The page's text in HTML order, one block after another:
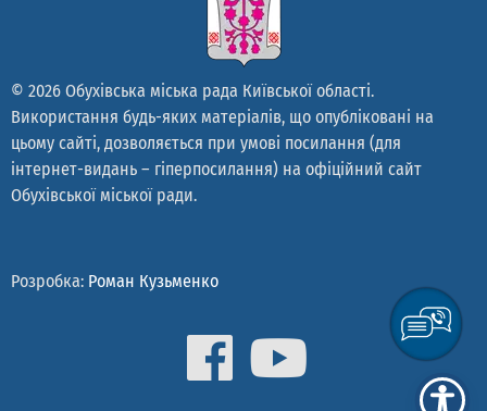
© 2026 Обухівська міська рада Київської області.
Використання будь-яких матеріалів, що опубліковані на
цьому сайті, дозволяється при умові посилання (для
інтернет-видань – гіперпосилання) на офіційний сайт
Обухівської міської ради.
Розробка: Роман Кузьменко